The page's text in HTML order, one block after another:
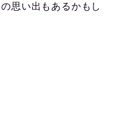
思い出もあるかもし